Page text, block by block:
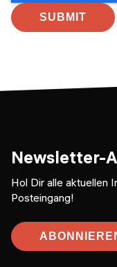
Newsletter-
Hol Dir alle aktuellen
Posteingang!